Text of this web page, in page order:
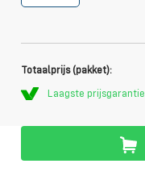
Totaalprijs (pakket):
Laagste prijsgarantie